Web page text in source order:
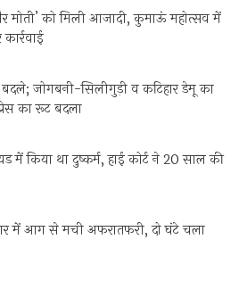
मोती’ को मिली आजादी, कुमाऊं महोत्सव में
बदले; जोगबनी-सिलीगुड़ी व कटिहार डेमू का
का रूट बदला
में किया था दुष्कर्म, हाई कोर्ट ने 20 साल की
में आग से मची अफरातफरी, दो घंटे चला